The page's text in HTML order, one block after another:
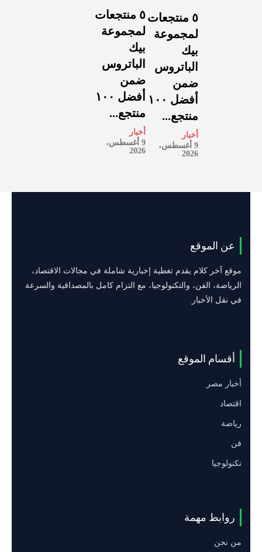
٥ منتجعات
لمجموعة
بيك
الباتروس
ضمن
أفضل ١٠٠
منتجع...
أخبار
9 أغسطس،
2026
٥ منتجعات
لمجموعة
بيك
الباتروس
ضمن
أفضل ١٠٠
منتجع...
أخبار
9 أغسطس،
2026
عن الموقع
موقع آخر كلام يقدم تغطية إخبارية شاملة في مجالات الاقتصاد،
الرياضة، الفن، والتكنولوجيا، مع التزام كامل بالمصداقية والسرعة
في نقل الأخبار.
أقسام الموقع
أخبار مصر
اقتصاد
رياضة
فن
تكنولوجيا
روابط مهمة
من نحن